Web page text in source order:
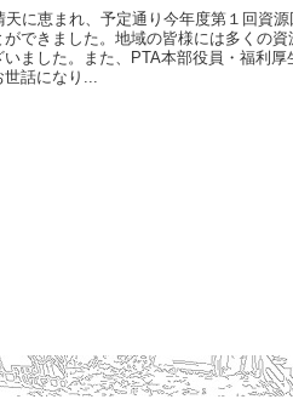
に恵まれ、予定通り今年度第１回資源
できました。地域の皆様には多くの資
ました。また、PTA本部役員・福利厚
世話になり...